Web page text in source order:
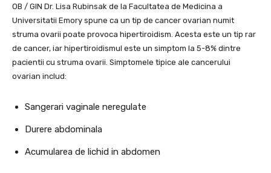
OB / GIN Dr. Lisa Rubinsak de la Facultatea de Medicina a
Universitatii Emory spune ca un tip de cancer ovarian numit
struma ovarii poate provoca hipertiroidism. Acesta este un tip rar
de cancer, iar hipertiroidismul este un simptom la 5-8% dintre
pacientii cu struma ovarii. Simptomele tipice ale cancerului
ovarian includ:
Sangerari vaginale neregulate
Durere abdominala
Acumularea de lichid in abdomen